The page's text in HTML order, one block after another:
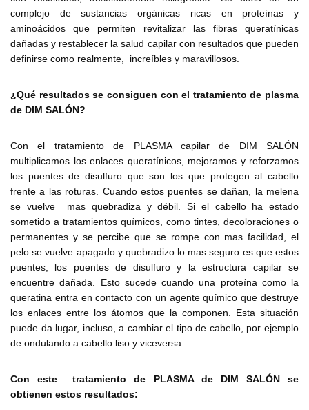
complejo de sustancias orgánicas ricas en proteínas y
aminoácidos que permiten revitalizar las fibras queratínicas
dañadas y restablecer la salud capilar con resultados que pueden
definirse como realmente, increíbles y maravillosos.
¿Qué resultados se consiguen con el tratamiento de plasma
de DIM SALÓN?
Con el tratamiento de PLASMA capilar de DIM SALÓN
multiplicamos los enlaces queratínicos, mejoramos y reforzamos
los puentes de disulfuro que son los que protegen al cabello
frente a las roturas. Cuando estos puentes se dañan, la melena
se vuelve mas quebradiza y débil. Si el cabello ha estado
sometido a tratamientos químicos, como tintes, decoloraciones o
permanentes y se percibe que se rompe con mas facilidad, el
pelo se vuelve apagado y quebradizo lo mas seguro es que estos
puentes, los puentes de disulfuro y la estructura capilar se
encuentre dañada. Esto sucede cuando una proteína como la
queratina entra en contacto con un agente químico que destruye
los enlaces entre los átomos que la componen. Esta situación
puede da lugar, incluso, a cambiar el tipo de cabello, por ejemplo
de ondulando a cabello liso y viceversa.
Con este tratamiento de PLASMA de DIM SALÓN se
obtienen estos resultados: